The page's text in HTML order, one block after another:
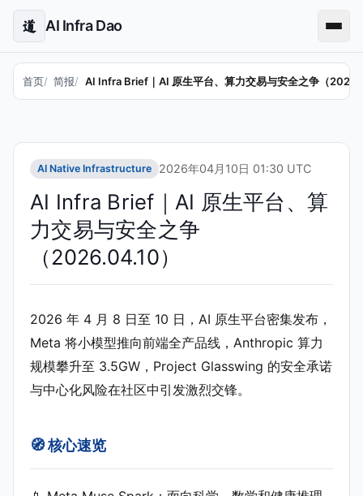
道 AI Infra Dao
首页 简报 AI Infra Brief｜AI 原生平台、算力交易与安全之争（
AI Native Infrastructure 2026年04月10日 01:30 UTC
AI Infra Brief｜AI 原生平台、算
力交易与安全之争
（2026.04.10）
2026 年 4 月 8 日至 10 日，AI 原生平台密集发布，
Meta 将小模型推向前端全产品线，Anthropic 算力
规模攀升至 3.5GW，Project Glasswing 的安全承诺
与中心化风险在社区中引发激烈交锋。
🧭 核心速览